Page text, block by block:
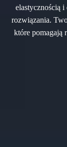
elastycznością
rozwiązania.
które pomagają